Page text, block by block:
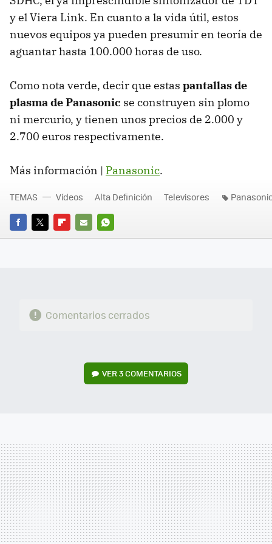
y el Viera Link. En cuanto a la vida útil, estos
nuevos equipos ya pueden presumir en teoría de
aguantar hasta 100.000 horas de uso.
Como nota verde, decir que estas pantallas de
plasma de Panasonic se construyen sin plomo
ni mercurio, y tienen unos precios de 2.000 y
2.700 euros respectivamente.
Más información | Panasonic.
FACEBOOK
TWITTERFLIPBOARD
E-
WHATSAPP
TEMAS Vídeos Alta Definición Televisores
Comentarios cerrados
VER3 COMENTARIOS